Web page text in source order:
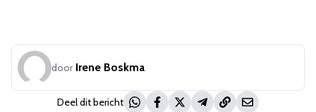
door Irene Boskma
Deel dit bericht